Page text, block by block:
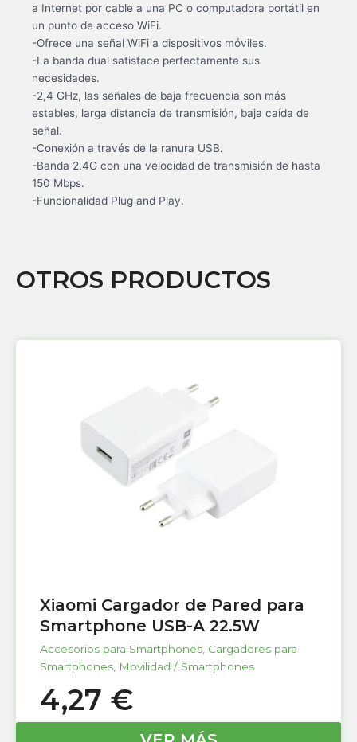
a Internet por cable a una PC o computadora portátil en
un punto de acceso WiFi.
-Ofrece una señal WiFi a dispositivos móviles.
-La banda dual satisface perfectamente sus
necesidades.
-2,4 GHz, las señales de baja frecuencia son más
estables, larga distancia de transmisión, baja caída de
señal.
-Conexión a través de la ranura USB.
-Banda 2.4G con una velocidad de transmisión de hasta
150 Mbps.
-Funcionalidad Plug and Play.
OTROS PRODUCTOS
Xiaomi Cargador de Pared para
Smartphone USB-A 22.5W
Accesorios para Smartphones, Cargadores para
Smartphones, Movilidad / Smartphones
4,27 €